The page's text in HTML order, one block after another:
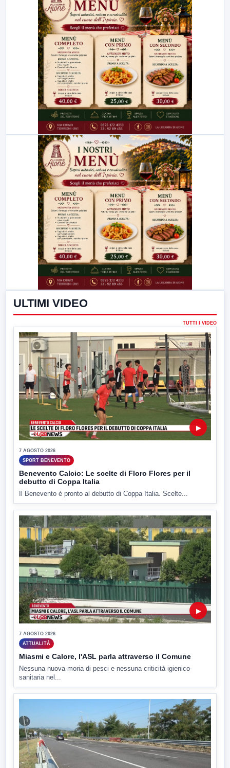
ULTIMI VIDEO
TUTTI I VIDEO
▶
7 AGOSTO 2026
SPORT BENEVENTO
Benevento Calcio: Le scelte di Floro Flores per il
debutto di Coppa Italia
Il Benevento è pronto al debutto di Coppa Italia. Scelte...
▶
7 AGOSTO 2026
ATTUALITÀ
Miasmi e Calore, l'ASL parla attraverso il Comune
Nessuna nuova moria di pesci e nessuna criticità igienico-
sanitaria nel...